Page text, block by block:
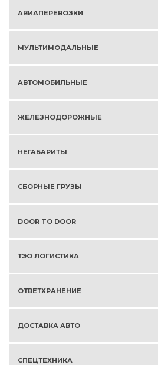
АВИАПЕРЕВОЗКИ
МУЛЬТИМОДАЛЬНЫЕ
АВТОМОБИЛЬНЫЕ
ЖЕЛЕЗНОДОРОЖНЫЕ
НЕГАБАРИТЫ
СБОРНЫЕ ГРУЗЫ
DOOR TO DOOR
ТЭО ЛОГИСТИКА
ОТВЕТХРАНЕНИЕ
ДОСТАВКА АВТО
СПЕЦТЕХНИКА